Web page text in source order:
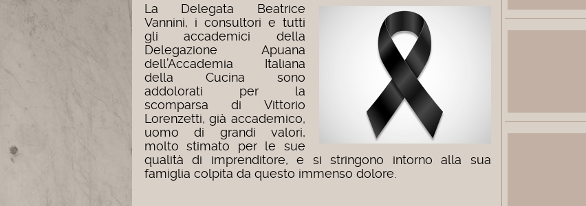
La Delegata Beatrice
Vannini, i consultori e tutti
gli accademici della
Delegazione Apuana
dell’Accademia Italiana
della Cucina sono
addolorati per la
scomparsa di Vittorio
Lorenzetti, già accademico,
uomo di grandi valori,
molto stimato per le sue
qualità di imprenditore, e si stringono intorno alla sua
famiglia colpita da questo immenso dolore.